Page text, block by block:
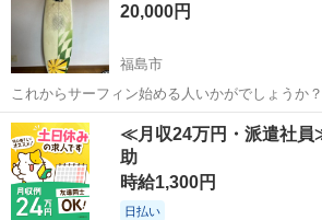
20,000円
福島市
これからサーフィン始める人いかがでしょうか
やすいと思います。 福島市近辺、日程と時間が
大丈夫です。 手渡し希望 先端にアルミテープ
のカケしない様に貼りました。 ...
福島 福島市 マリンスポーツ サーフ
≪月収24万円・派遣社員
助
時給1,300円
日払い